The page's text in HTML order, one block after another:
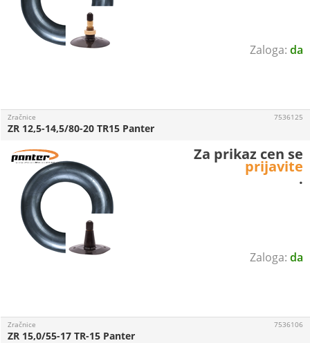
da
da
Zračnice
ZR 12,5-14,5/80-20 TR15 Panter
7536125
Za prikaz cen se
prijavite
.
Zračnice
ZR 15,0/55-17 TR-15 Panter
7536106